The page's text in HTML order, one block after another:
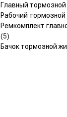
Главный
Рабочий
Ремкомплект
(5)
Бачок тормозной